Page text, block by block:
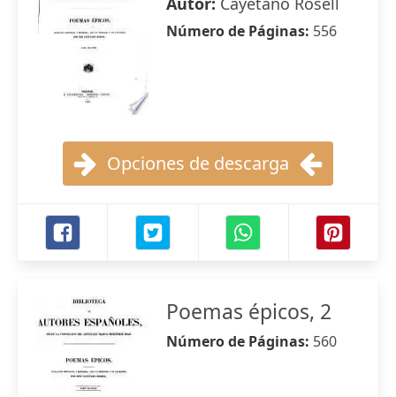
Número de Páginas: 556
Opciones de descarga
Poemas épicos, 2
Número de Páginas: 560